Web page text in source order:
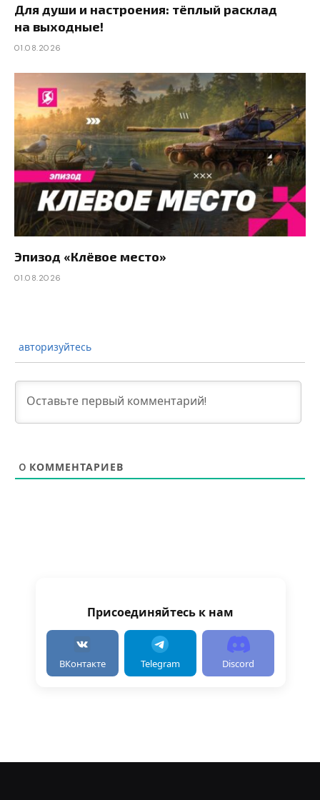
Для души и настроения: тёплый расклад
на выходные!
01.08.2026
Эпизод «Клёвое место»
01.08.2026
авторизуйтесь
0 КОММЕНТАРИЕВ
Присоединяйтесь к нам
ВКонтакте Telegram Discord